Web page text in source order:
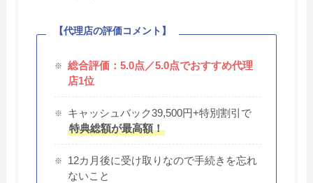
【代理店の評価コメント】
総合評価：5.0点／5.0点でおすすめ代理
店1位
キャッシュバック39,500円+特別割引で
特典総額が最高額！
12カ月後に受け取りなので手続きを忘れ
ないこと